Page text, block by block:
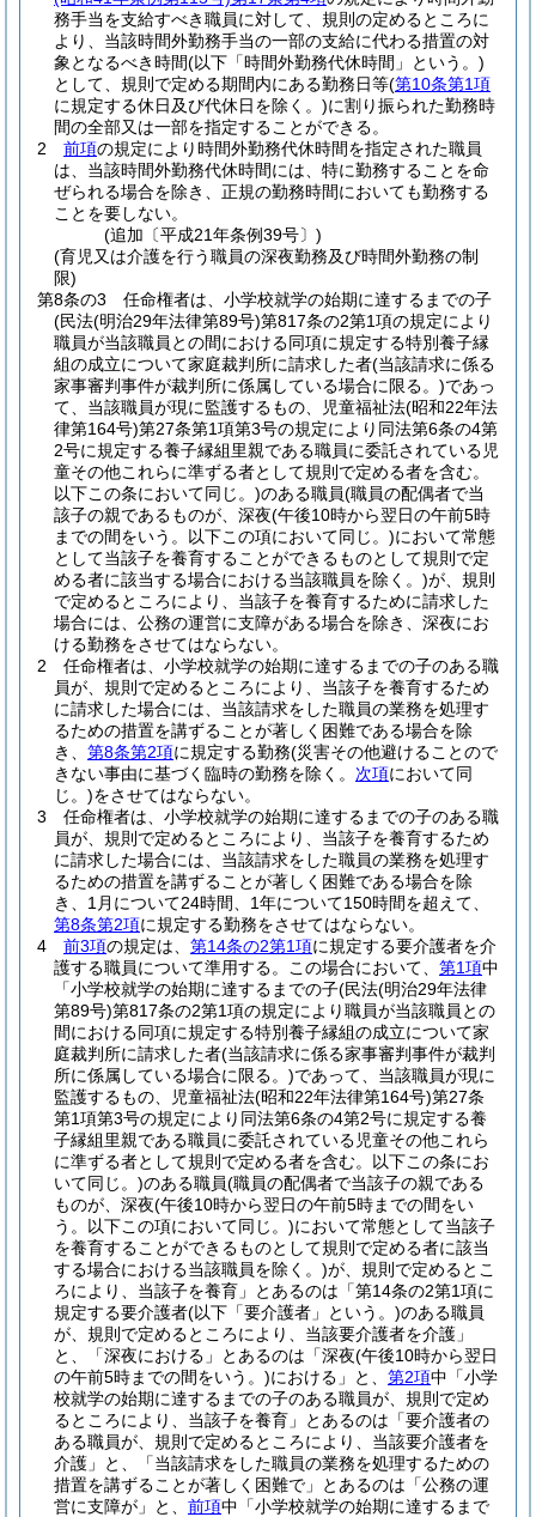
務手当を支給すべき職員に対して、規則の定めるところに
より、当該時間外勤務手当の一部の支給に代わる措置の対
象となるべき時間(以下「時間外勤務代休時間」という。)
として、規則で定める期間内にある勤務日等(第10条第1項
に規定する休日及び代休日を除く。)に割り振られた勤務時
間の全部又は一部を指定することができる。
2
前項の規定により時間外勤務代休時間を指定された職員
は、当該時間外勤務代休時間には、特に勤務することを命
ぜられる場合を除き、正規の勤務時間においても勤務する
ことを要しない。
(追加〔平成21年条例39号〕)
(育児又は介護を行う職員の深夜勤務及び時間外勤務の制
限)
第8条の3
任命権者は、小学校就学の始期に達するまでの子
(民法(明治29年法律第89号)第817条の2第1項の規定により
職員が当該職員との間における同項に規定する特別養子縁
組の成立について家庭裁判所に請求した者(当該請求に係る
家事審判事件が裁判所に係属している場合に限る。)であっ
て、当該職員が現に監護するもの、児童福祉法(昭和22年法
律第164号)第27条第1項第3号の規定により同法第6条の4第
2号に規定する養子縁組里親である職員に委託されている児
童その他これらに準ずる者として規則で定める者を含む。
以下この条において同じ。)のある職員(職員の配偶者で当
該子の親であるものが、深夜(午後10時から翌日の午前5時
までの間をいう。以下この項において同じ。)において常態
として当該子を養育することができるものとして規則で定
める者に該当する場合における当該職員を除く。)が、規則
で定めるところにより、当該子を養育するために請求した
場合には、公務の運営に支障がある場合を除き、深夜にお
ける勤務をさせてはならない。
2
任命権者は、小学校就学の始期に達するまでの子のある職
員が、規則で定めるところにより、当該子を養育するため
に請求した場合には、当該請求をした職員の業務を処理す
るための措置を講ずることが著しく困難である場合を除
き、 第8条第2項に規定する勤務(災害その他避けることので
きない事由に基づく臨時の勤務を除く。 次項において同
じ。)をさせてはならない。
3
任命権者は、小学校就学の始期に達するまでの子のある職
員が、規則で定めるところにより、当該子を養育するため
に請求した場合には、当該請求をした職員の業務を処理す
るための措置を講ずることが著しく困難である場合を除
き、1月について24時間、1年について150時間を超えて、
第8条第2項に規定する勤務をさせてはならない。
4
前3項の規定は、 第14条の2第1項に規定する要介護者を介
護する職員について準用する。
この場合において、 第1項中
「小学校就学の始期に達するまでの子(民法(明治29年法律
第89号)第817条の2第1項の規定により職員が当該職員との
間における同項に規定する特別養子縁組の成立について家
庭裁判所に請求した者(当該請求に係る家事審判事件が裁判
所に係属している場合に限る。)であって、当該職員が現に
監護するもの、児童福祉法(昭和22年法律第164号)第27条
第1項第3号の規定により同法第6条の4第2号に規定する養
子縁組里親である職員に委託されている児童その他これら
に準ずる者として規則で定める者を含む。以下この条にお
いて同じ。)のある職員(職員の配偶者で当該子の親である
ものが、深夜(午後10時から翌日の午前5時までの間をい
う。以下この項において同じ。)において常態として当該子
を養育することができるものとして規則で定める者に該当
する場合における当該職員を除く。)が、規則で定めるとこ
ろにより、当該子を養育」とあるのは「第14条の2第1項に
規定する要介護者(以下「要介護者」という。)のある職員
が、規則で定めるところにより、当該要介護者を介護」
と、「深夜における」とあるのは「深夜(午後10時から翌日
の午前5時までの間をいう。)における」と、 第2項中「小学
校就学の始期に達するまでの子のある職員が、規則で定め
るところにより、当該子を養育」とあるのは「要介護者の
ある職員が、規則で定めるところにより、当該要介護者を
介護」と、「当該請求をした職員の業務を処理するための
措置を講ずることが著しく困難で」とあるのは「公務の運
営に支障が」と、 前項中「小学校就学の始期に達するまで